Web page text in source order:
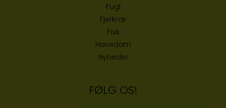
Fugl
Fjerkræ
Fisk
Havedam
Nyheder
FØLG OS!